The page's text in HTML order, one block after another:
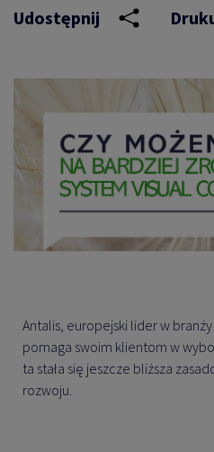
Udostępnij
Antalis, europejski lider w
pomaga swoim klientom w
ta stała się jeszcze bliższa
rozwoju.